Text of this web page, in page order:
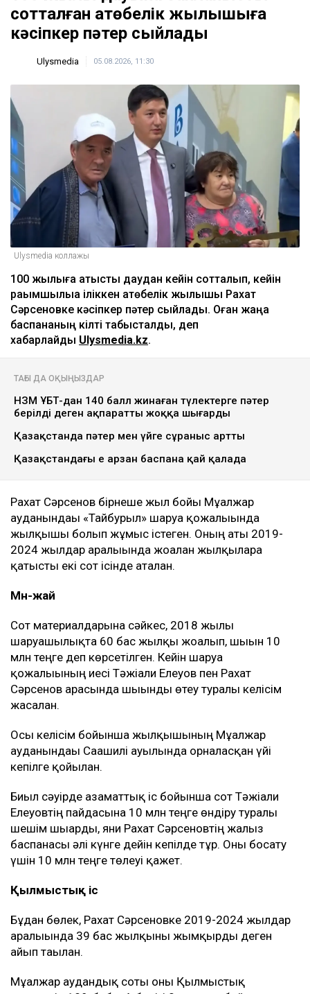
кеше, 18:41
тоқтауы мүмкін
Алаяқтар қазақстандықтарға 2 млрд теңгеге
жуық несие рәсімдеген
кеше, 17:50
ULYSMEDIA.KZ Жаңалықтар
100 жылқы дауына байланысты
сотталған ақтөбелік жылқышыға
кәсіпкер пәтер сыйлады
Ulysmedia 05.08.2026, 11:30
Ulysmedia коллажы
100 жылқыға қатысты даудан кейін сотталып, кейін
рақымшылыққа іліккен ақтөбелік жылқышы Рахат
Сәрсеновке кәсіпкер пәтер сыйлады. Оған жаңа
баспананың кілті табысталды, деп
хабарлайды
ТАҒЫ ДА ОҚЫҢЫЗДАР
НЗМ ҰБТ-дан 140 балл жинаған түлектерге пәтер
берілді деген ақпаратты жоққа шығарды
Қазақстанда пәтер мен үйге сұраныс артты
Қазақстандағы ең арзан баспана қай қалада
Рахат Сәрсенов бірнеше жыл бойы Мұғалжар
ауданындағы «Тайбурыл» шаруа қожалығында
2024 жылдар аралығында жоғалған жылқыларға
қатысты екі сот ісінде аталған.
Мән-жай
шаруашылықта 60 бас жылқы жоғалып, шығын 10
қожалығының иесі Тәжіғали Елеуов пен Рахат
Сәрсенов арасында шығынды өтеу туралы келісім
жасалған.
Осы келісім бойынша жылқышының Мұғалжар